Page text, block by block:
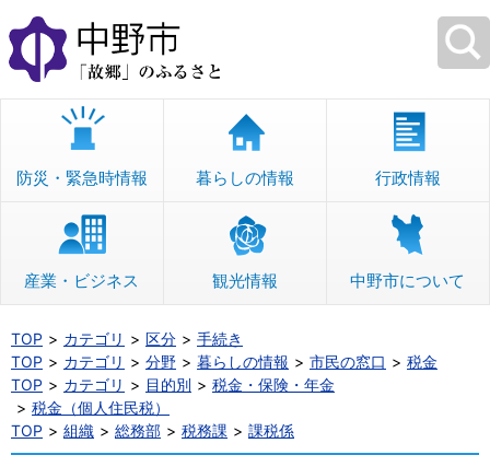
本
文
へ
移
防災・緊急時情報 暮らしの情報 行政情報
産業・ビジネス 観光情報 中野市について
TOP カテゴリ 区分
手続き
TOP
カテゴリ 分野 暮らしの情報 市民の窓口
税金
TOP
カテゴリ 目的別
税金・保険・年金
税金（個人住民税）
TOP
組織 総務部 税務課 課税係